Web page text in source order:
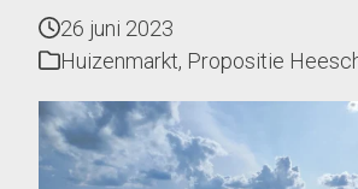
26 juni 2023
Huizenmarkt, Propositie